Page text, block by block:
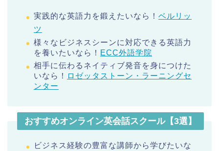
実践的な英語力を鍛えたいなら！ ベルリッ
ツ
様々なビジネスシーンに対応できる英語力
を養いたいなら！ ECC外語学院
相手に伝わるネイティブ発音を身につけた
いなら！
ロゼッタストーン・ラーニングセ
ンター
おすすめオンライン英会話スクール【3選】
ビジネス経験の豊富な講師から学びたいな